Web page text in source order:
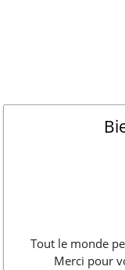
Tout le monde
Merci pour